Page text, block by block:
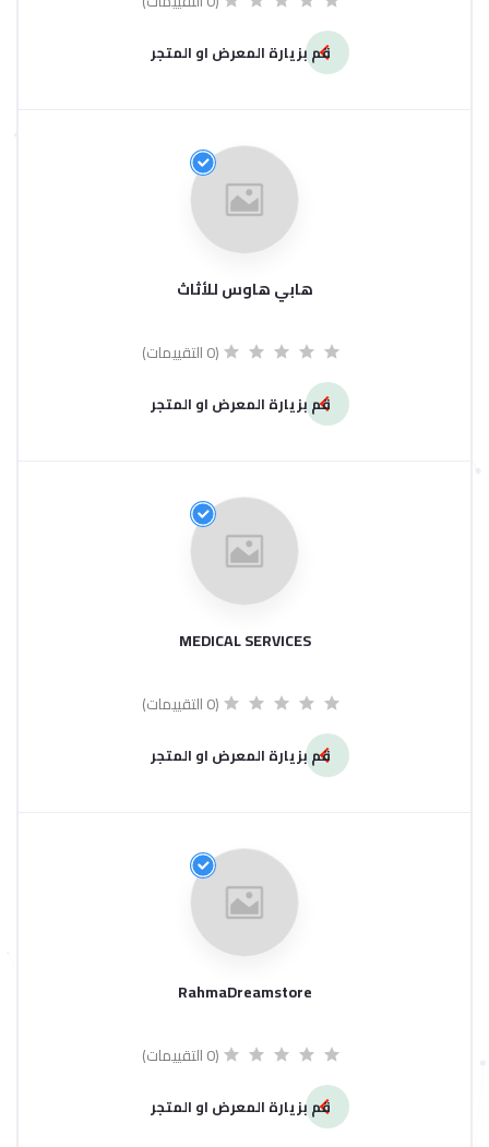
قم بزيارة المعرض او المتجر
هابي هاوس للأثاث
(0 التقييمات)
قم بزيارة المعرض او المتجر
MEDICAL SERVICES
(0 التقييمات)
قم بزيارة المعرض او المتجر
RahmaDreamstore
(0 التقييمات)
قم بزيارة المعرض او المتجر